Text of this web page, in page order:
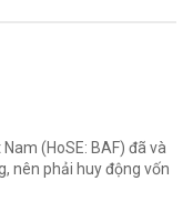
(HoSE: BAF) đã và
nên phải huy động vốn